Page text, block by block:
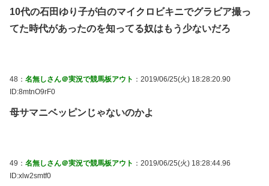
10代の石田ゆり子が白のマイクロビキニでグラビア撮っ
てた時代があったのを知ってる奴はもう少ないだろ
48： 名無しさん＠実況で競馬板アウト ：2019/06/25(火) 18:28:20.90
ID:8mtnO9rF0
母サマニベッピンじゃないのかよ
49： 名無しさん＠実況で競馬板アウト ：2019/06/25(火) 18:28:44.96
ID:xlw2smtf0